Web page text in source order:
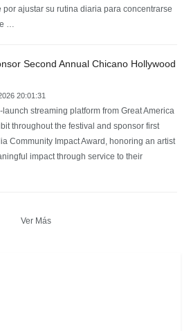
ajustar su rutina diaria para concentrarse
…
Second Annual Chicano Hollywood
20:01:31
streaming platform from Great America
throughout the festival and sponsor first
Community Impact Award, honoring an artist
impact through service to their
Ver Más